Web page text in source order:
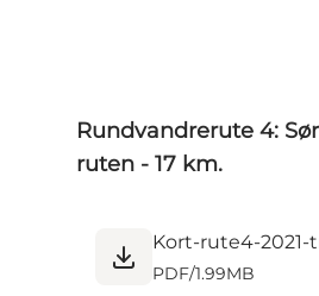
Rundvandrerute 4:
ruten - 17 km.
Kort-rute4-2021-
PDF/1.99MB